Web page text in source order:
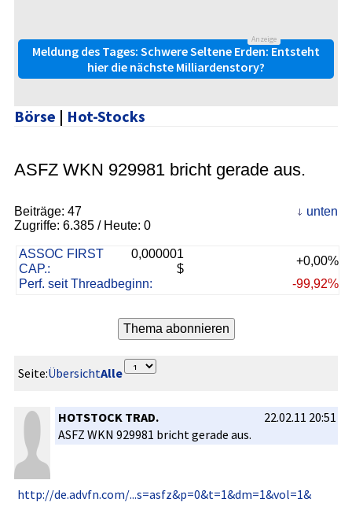
Anzeige
Meldung des Tages: Schwere Seltene Erden: Entsteht
hier die nächste Milliardenstory?
Börse | Hot-Stocks
ASFZ WKN 929981 bricht gerade aus.
Beiträge: 47
Zugriffe: 6.385 / Heute: 0
unten
ASSOC FIRST
CAP.:
0,000001
$
+0,00%
Perf. seit Threadbeginn:
-99,92%
Seite:ÜbersichtAlle
HOTSTOCK TRAD.
22.02.11 20:51
ASFZ WKN 929981 bricht gerade aus.
http://de.­advfn.com/­...s=asfz&p=0&t=1&dm=1&vol=1&